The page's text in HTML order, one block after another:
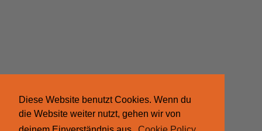
Diese Website benutzt Cookies. Wenn du
die Website weiter nutzt, gehen wir von